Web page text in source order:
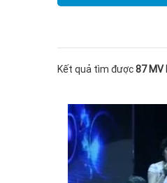
Kết quả tìm được87 MV